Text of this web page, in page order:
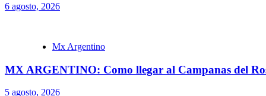
6 agosto, 2026
Mx Argentino
MX ARGENTINO: Como llegar al Campanas del
5 agosto, 2026